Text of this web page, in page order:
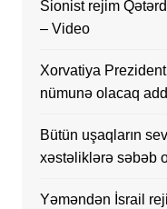
Sionist rejim
– Video
Xorvatiya
nümunə olacaq
Bütün uşaqların
xəstəliklərə səbəb
Yəməndən İsrail